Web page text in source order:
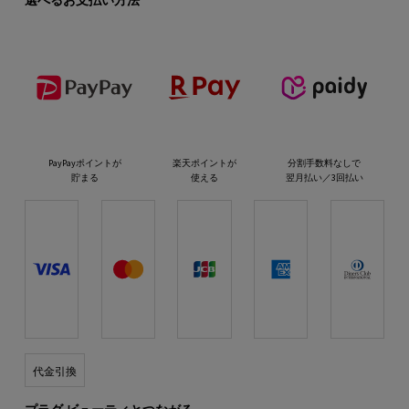
PayPayポイントが
貯まる
楽天ポイントが
使える
分割手数料なしで
翌月払い／3回払い
代金引換